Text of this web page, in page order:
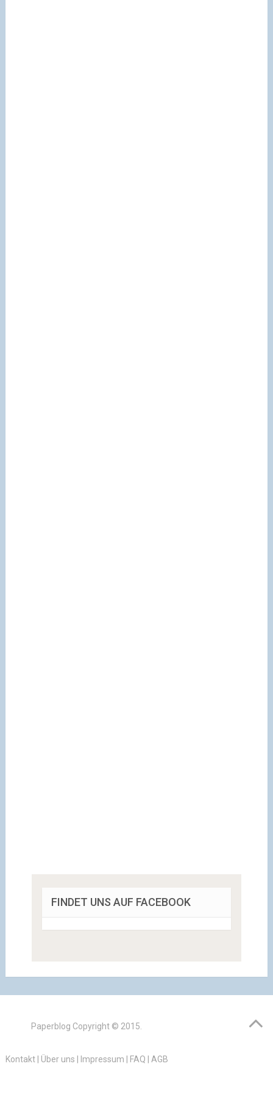
FINDET UNS AUF FACEBOOK
Paperblog Copyright © 2015.
Kontakt| Über uns Impressum FAQ AGB